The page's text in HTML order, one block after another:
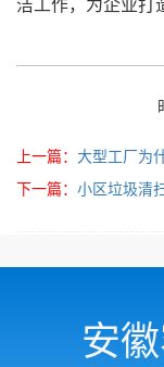
上一篇： 大型工厂为
下一篇： 小区垃圾清
安